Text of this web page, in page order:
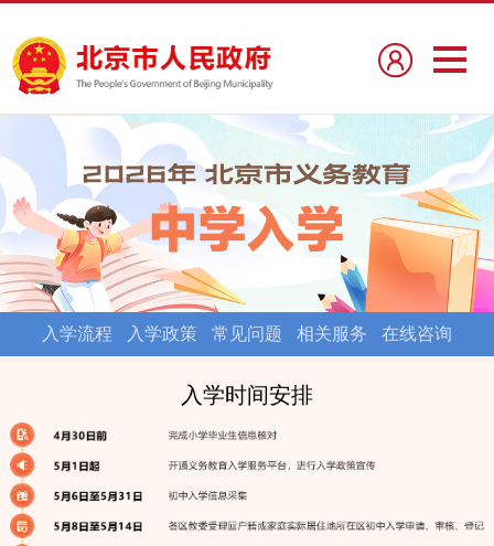
入学流程 入学政策 常见问题 相关服务 在线咨询
入学时间安排